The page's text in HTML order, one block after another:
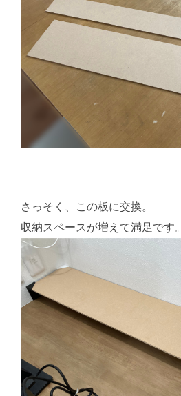
さっそく、この板に交換。
収納スペースが増えて満足です。